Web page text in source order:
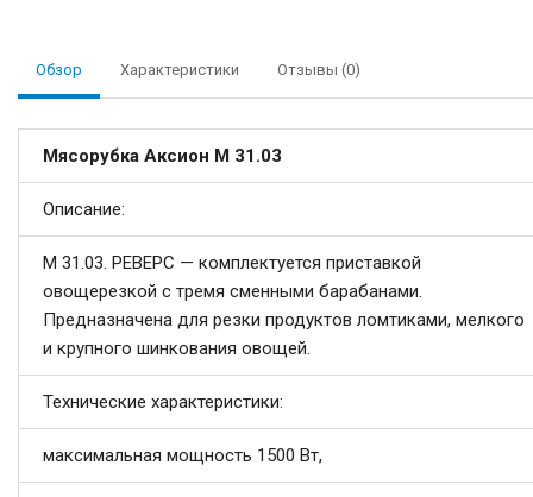
Обзор Характеристики Отзывы (0)
Мясорубка Аксион М 31.03
Описание:
М 31.03. РЕВЕРС — комплектуется приставкой
овощерезкой с тремя сменными барабанами.
Предназначена для резки продуктов ломтиками, мелкого
и крупного шинкования овощей.
Технические характеристики:
максимальная мощность 1500 Вт,